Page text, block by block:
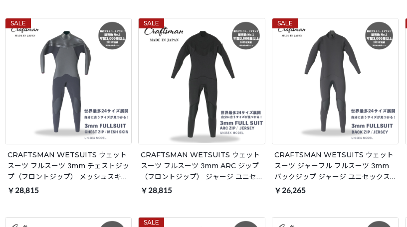
SALE
CRAFTSMAN WETSUITS ウェット
スーツ フルスーツ 3mm チェストジッ
プ（フロントジップ） メッシュスキン
ラバー ユニセックス 日本製 サーフィ
￥28,815
SALE
CRAFTSMAN WETSUITS ウェット
スーツ フルスーツ 3mm ARC ジップ
（フロントジップ） ジャージ ユニセ
ックス 日本製 サーフィン 春夏秋用
￥28,815
SALE
CRAFTSMAN WETSUITS ウェット
スーツ ジャーフル フルスーツ 3mm
バックジップ ジャージ ユニセックス
日本製 サーフィン 春夏秋用
￥26,265
SALE